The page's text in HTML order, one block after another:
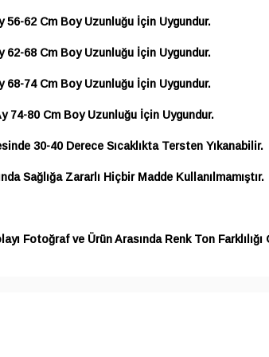
56-62 Cm Boy Uzunluğu İçin Uygundur.
62-68 Cm Boy Uzunluğu İçin Uygundur.
68-74 Cm Boy Uzunluğu İçin Uygundur.
74-80 Cm Boy Uzunluğu İçin Uygundur.
30-40 Derece Sıcaklıkta Tersten Yıkanabilir.
Sağlığa Zararlı Hiçbir Madde Kullanılmamıştır.
Fotoğraf ve Ürün Arasında Renk Ton